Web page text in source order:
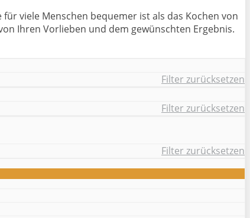
viele Menschen bequemer ist als das Kochen von
Ihren Vorlieben und dem gewünschten Ergebnis.
Filter zurücksetzen
Filter zurücksetzen
Filter zurücksetzen